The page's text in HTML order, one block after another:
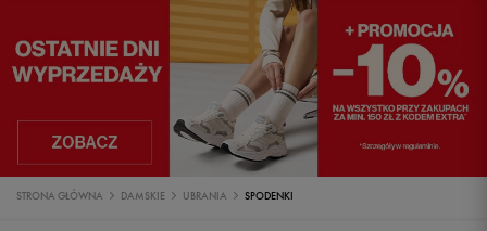
STRONA GŁÓWNA DAMSKIE UBRANIA SPODENKI